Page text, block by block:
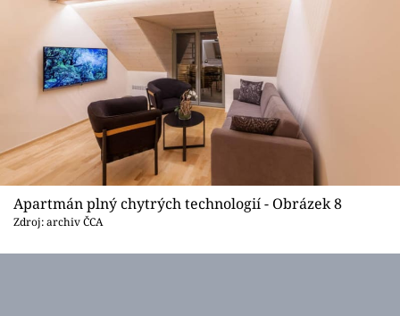
Apartmán plný chytrých technologií - Obrázek 8
Zdroj: archiv ČCA